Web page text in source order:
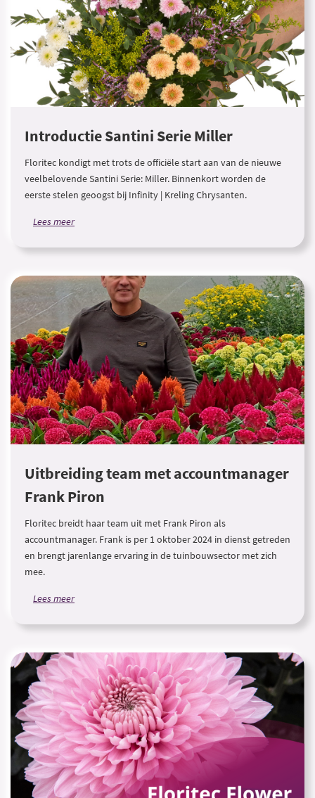
Introductie Santini Serie Miller
Floritec kondigt met trots de officiële start aan van de nieuwe
veelbelovende Santini Serie: Miller. Binnenkort worden de
eerste stelen geoogst bij Infinity | Kreling Chrysanten.
Lees meer
Uitbreiding team met accountmanager
Frank Piron
Floritec breidt haar team uit met Frank Piron als
accountmanager. Frank is per 1 oktober 2024 in dienst getreden
en brengt jarenlange ervaring in de tuinbouwsector met zich
mee.
Lees meer